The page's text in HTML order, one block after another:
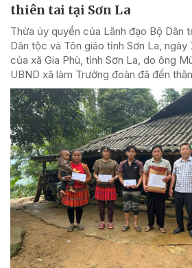
thiên tai tại Sơn La
Thừa ủy quyền của Lãnh đạo Bộ Dân
Dân tộc và Tôn giáo tỉnh Sơn La,
của xã Gia Phù, tỉnh Sơn La, do ông
UBND xã làm Trưởng đoàn đã đến